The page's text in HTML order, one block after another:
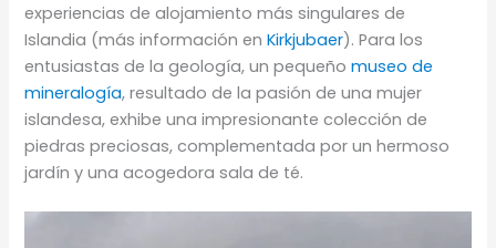
experiencias de alojamiento más singulares de
Islandia (más información enKirkjubaer). Para los
entusiastas de la geología, un pequeñomuseo de
mineralogía, resultado de la pasión de una mujer
islandesa, exhibe una impresionante colección de
piedras preciosas, complementada por un hermoso
jardín y una acogedora sala de té.